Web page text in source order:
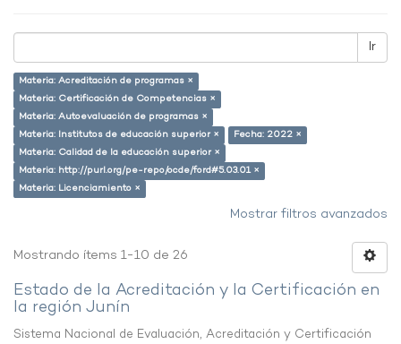
Ir
Materia: Acreditación de programas ×
Materia: Certificación de Competencias ×
Materia: Autoevaluación de programas ×
Materia: Institutos de educación superior ×
Fecha: 2022 ×
Materia: Calidad de la educación superior ×
Materia: http://purl.org/pe-repo/ocde/ford#5.03.01 ×
Materia: Licenciamiento ×
Mostrar filtros avanzados
Mostrando ítems 1-10 de 26
Estado de la Acreditación y la Certificación en
la región Junín
Sistema Nacional de Evaluación, Acreditación y Certificación